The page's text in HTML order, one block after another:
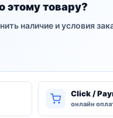
этому товару?
наличие и условия
Click /
онлайн